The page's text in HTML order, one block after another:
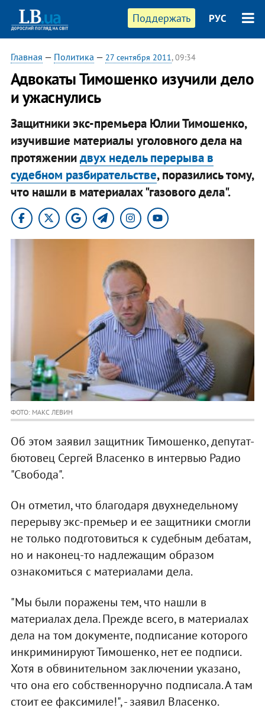
Поддержать РУС
Главная — Политика — 27 сентября 2011, 09:34
Адвокаты Тимошенко изучили дело
и ужаснулись
Защитники экс-премьера Юлии Тимошенко,
изучившие материалы уголовного дела на
протяжениидвух недель перерыва в
судебном разбирательстве, поразились тому,
что нашли в материалах "газового дела".
ФОТО: МАКС ЛЕВИН
Об этом заявил защитник Тимошенко, депутат-
бютовец Сергей Власенко в интервью Радио
"Свобода".
Он отметил, что благодаря двухнедельному
перерыву экс-премьер и ее защитники смогли
не только подготовиться к судебным дебатам,
но и наконец-то надлежащим образом
ознакомиться с материалами дела.
"Мы были поражены тем, что нашли в
материалах дела. Прежде всего, в материалах
дела на том документе, подписание которого
инкриминируют Тимошенко, нет ее подписи.
Хотя в обвинительном заключении указано,
что она его собственноручно подписала. А там
стоит ее факсимиле!", - заявил Власенко.